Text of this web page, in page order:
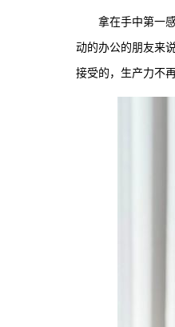
拿在手中第一
动的办公的朋友来
接受的，生产力不再